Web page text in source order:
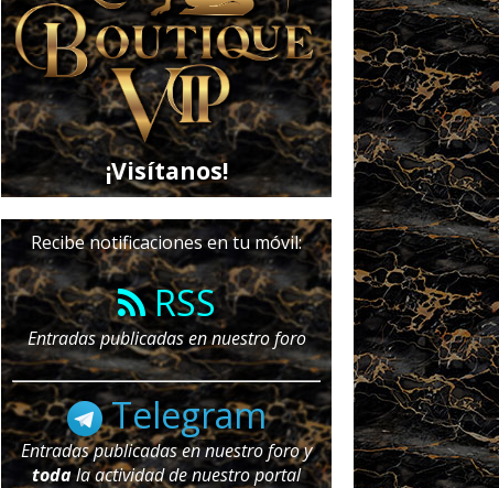
¡Visítanos!
Recibe notificaciones en tu móvil:
RSS
Entradas publicadas en nuestro foro
Telegram
Entradas publicadas en nuestro foro y
todala actividad de nuestro portal